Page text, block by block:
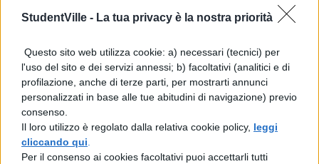
StudentVille - La tua privacy è la nostra priorità
Questo sito web utilizza cookie: a) necessari (tecnici) per
l'uso del sito e dei servizi annessi; b) facoltativi (analitici e di
profilazione, anche di terze parti, per mostrarti annunci
personalizzati in base alle tue abitudini di navigazione) previo
consenso.
Il loro utilizzo è regolato dalla relativa cookie policy, leggi
cliccando qui
Per il consenso ai cookies facoltativi puoi accettarli tutti
conversazione, a qualunque specie di legge
limiti del possibile il nostro diritto civile
appunto per quel che riguarda quel genere
di leggi, ma in modo tale che sia nota la
fonte onde emana ogni parte del diritto,
affinchè non riesca difficile, anche con un